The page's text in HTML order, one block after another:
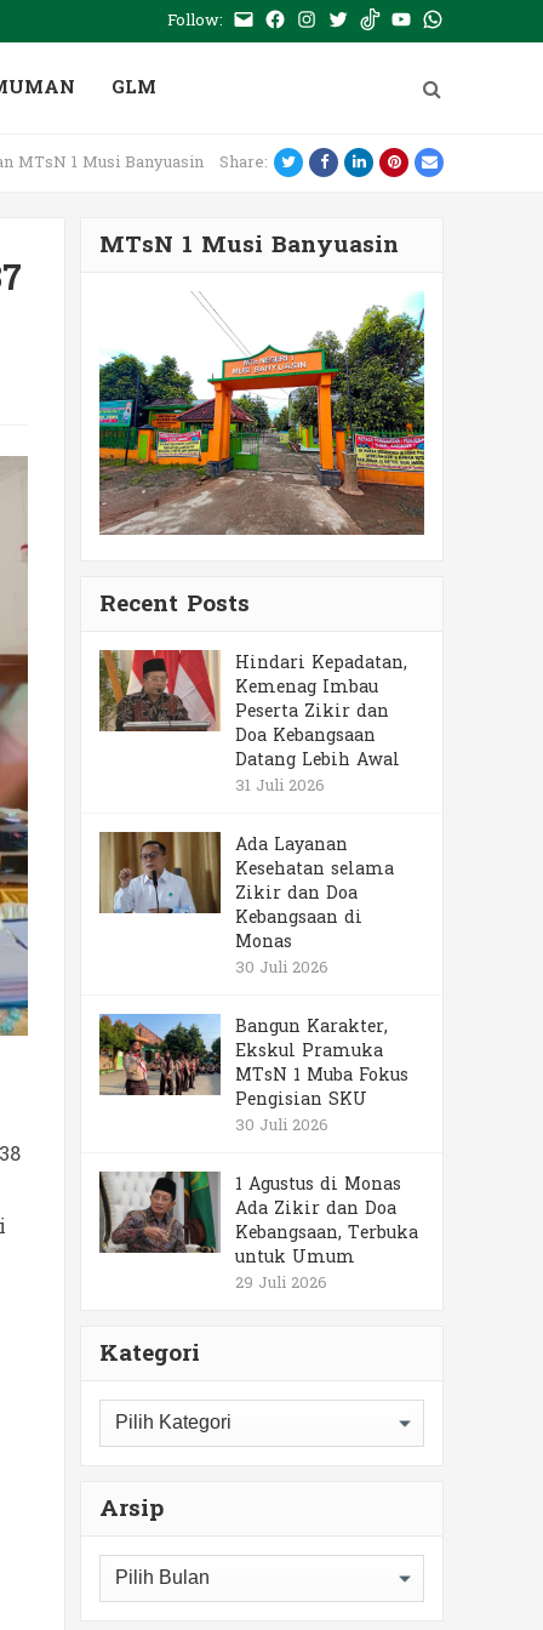
Follow: E- Facebook
Instagram
TwitterTiktokYoutubeWhatsApp
GLM
MTsN 1 Musi Banyuasin Share: TwitterFacebookLinkedIn
Pinterest
Email
MTsN 1 Musi Banyuasin
Recent Posts
Hindari Kepadatan,
Kemenag Imbau
Peserta Zikir dan
Doa Kebangsaan
Datang Lebih Awal
31 Juli 2026
Ada Layanan
Kesehatan selama
Zikir dan Doa
Kebangsaan di
Monas
30 Juli 2026
Bangun Karakter,
Ekskul Pramuka
MTsN 1 Muba Fokus
Pengisian SKU
30 Juli 2026
1 Agustus di Monas
Ada Zikir dan Doa
Kebangsaan, Terbuka
untuk Umum
29 Juli 2026
Kategori
Kategori
Arsip
Arsip